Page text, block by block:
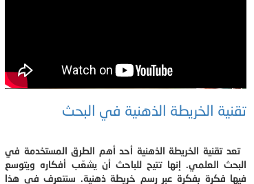
تقنية الخريطة الذهنية في البحث
تعد تقنية الخريطة الذهنية أحد أهم الطرق المستخدمة في
البحث العلمي. إنها تتيح للباحث أن يشعّب أفكاره ويتوسع
فيها فكرة بفكرة عبر رسم خريطة ذهنية. سنتعرف في هذا